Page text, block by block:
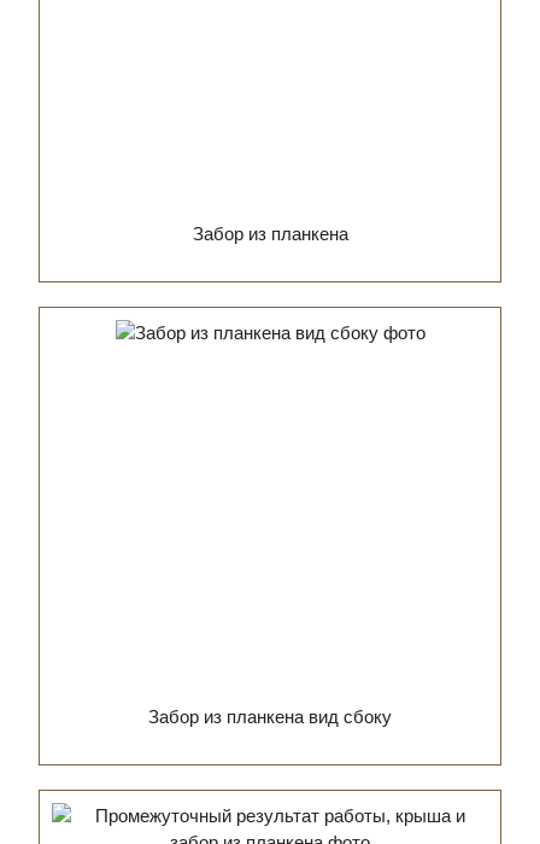
Забор из планкена
Забор из планкена вид сбоку